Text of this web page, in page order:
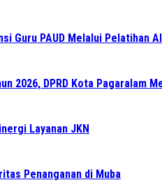
Guru PAUD Melalui Pelatihan
2026, DPRD Kota Pagaralam
Layanan JKN
Penanganan di Muba